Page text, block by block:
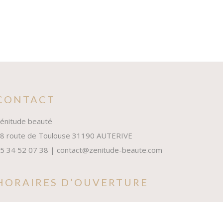
beauté
route de Toulouse 31190 AUTERIVE
34 52 07 38 | contact@zenitude-beaute.com
D’OUVERTURE